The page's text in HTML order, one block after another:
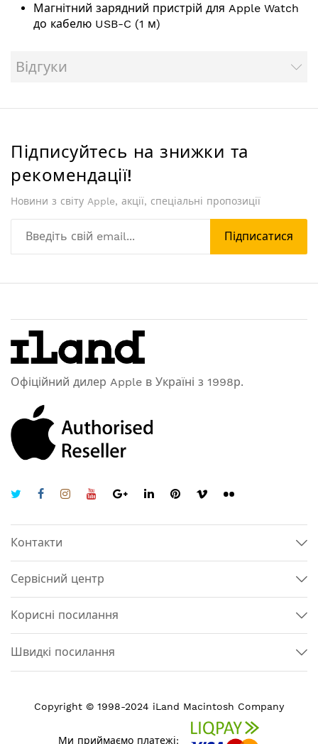
Магнітний зарядний пристрій для Apple Watch
до кабелю USB-C (1 м)
Відгуки
Підписуйтесь на знижки та
рекомендації!
Новини з світу Apple, акції, спеціальні пропозиції
Підписатися
Офіційний дилер Apple в Україні з 1998р.
Контакти
Сервісний центр
Корисні посилання
Швидкі посилання
Copyright © 1998-2024 iLand Macintosh Company
Ми приймаємо платежі: